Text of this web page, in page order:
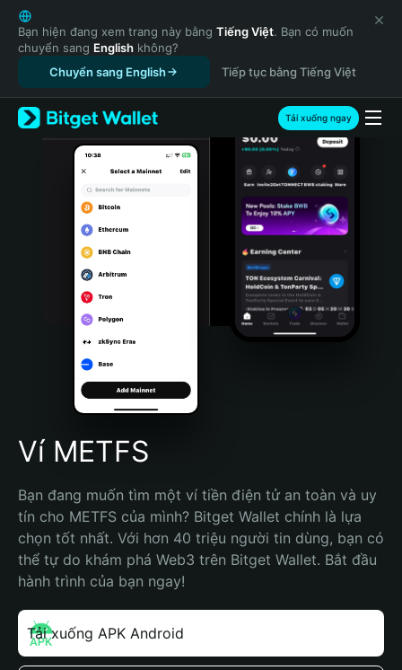
English
日本語
Tiếng Việt
Русский
Español (Latinoamérica)
Türkçe
Italiano
Português (Portugal)
Bahasa Indonesia
Português (Brasil)
Español (Argentina)
Bạn hiện đang xem trang này bằng Tiếng Việt. Bạn có muốn
chuyển sang English không?
Chuyển sang English
Tiếp tục bằng Tiếng Việt
Tải xuống ngay
Ví METFS
Bạn đang muốn tìm một ví tiền điện tử an toàn và uy
tín cho METFS của mình? Bitget Wallet chính là lựa
chọn tốt nhất. Với hơn 40 triệu người tin dùng, bạn có
thể tự do khám phá Web3 trên Bitget Wallet. Bắt đầu
hành trình của bạn ngay!
Tải xuống APK Android